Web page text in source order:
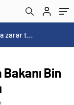
Cristiano Ronaldo’nun akıllara zarar tüm kariyerinin istatistiğini çıkardık !
Bin